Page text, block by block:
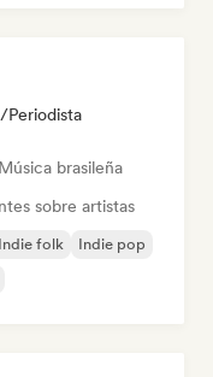
Periodista
Música brasileña
sobre artistas
Indie folk
Indie pop